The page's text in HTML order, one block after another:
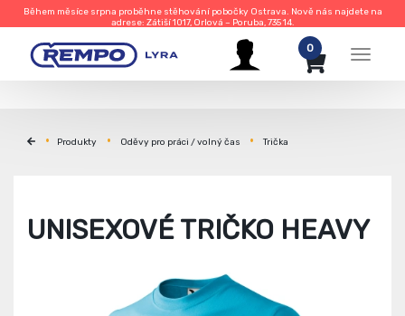
Během měsíce srpna proběhne stěhování pobočky Ostrava. Nově nás najdete na
adrese: Zátiší 1017, Orlová – Poruba, 735 14.
Menu
0
Produkty Oděvy pro práci / volný čas Trička
UNISEXOVÉ TRIČKO HEAVY